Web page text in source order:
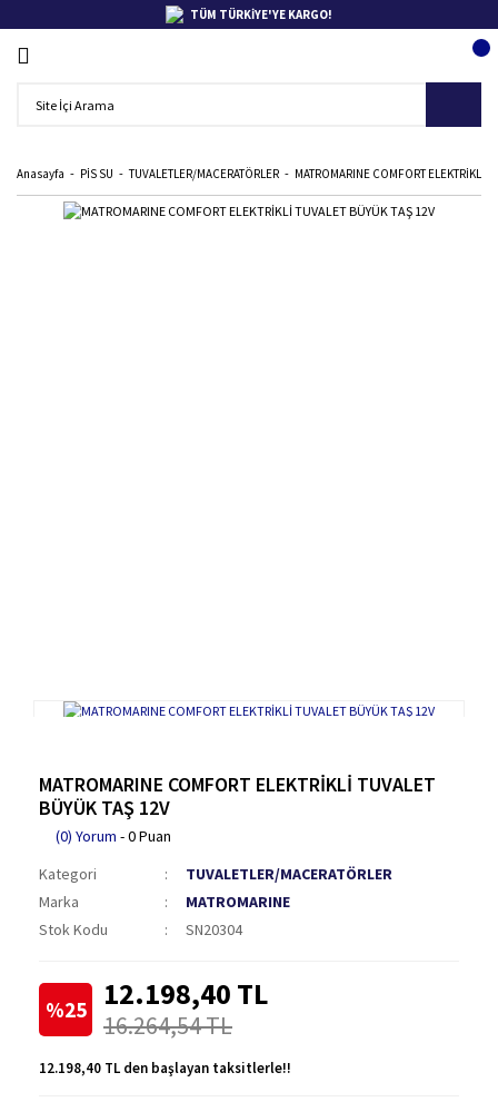
TÜM TÜRKİYE'YE KARGO!
Anasayfa PİS SU TUVALETLER/MACERATÖRLER MATROMARINE COMFORT ELEKTRİKLİ
MATROMARINE COMFORT ELEKTRİKLİ TUVALET
BÜYÜK TAŞ 12V
(0) Yorum - 0 Puan
Kategori
TUVALETLER/MACERATÖRLER
Marka
MATROMARINE
Stok Kodu
SN20304
%25 12.198,40 TL
16.264,54 TL
12.198,40 TL den başlayan taksitlerle!!